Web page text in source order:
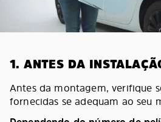
1. ANTES DA
Antes da montagem, verifique
fornecidas se adequam ao seu